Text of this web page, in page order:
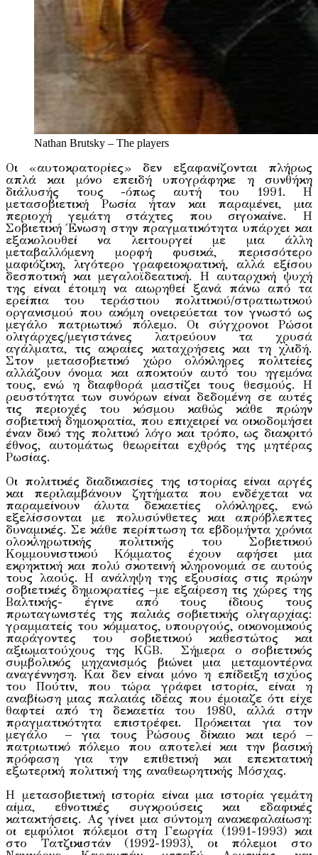
Nathan Brutsky – The players
Οι «αυτοκρατορίες» δεν εξαφανίζονται πλήρως
απλά και μόνο επειδή υπογράφηκε η συνθήκη
διάλυσής τους -όπως αυτή του 1991. Η
μετασοβιετική Ρωσία ήταν και παραμένει, μια
περιοχή γεμάτη στάχτες που σιγοκαίνε. Η
Σοβιετική Ένωση στην πραγματικότητα υπάρχει και
εξακολουθεί να λειτουργεί με μια άλλη
μεταβαλλόμενη μορφή φυσικά, περισσότερο
μαφιόζικη, λιγότερο γραφειοκρατική, αλλά εξίσου
δεσποτική και μεγαλοϊδεατική. Η αυταρχική ψυχή
της είναι έτοιμη να αιωρηθεί ξανά πάνω από τα
ερείπια του τεράστιου πολιτικού/στρατιωτικού
οργανισμού που ακόμη ονειρεύεται τον γνωστό ως
μεγάλο πατριωτικό πόλεμο. Οι σύγχρονοι Ρώσοι
ολιγάρχες/μεγιστάνες λατρεύουν τα χρυσά
αγάλματα, τις ακραίες καταχρήσεις και τη χλιδή.
Στον μετασοβιετικό χώρο ολόκληρες πολιτείες
αλλάζουν όνομα και αποκτούν αυτό του ηγεμόνα
τους, ενώ η διαφθορά μαστίζει τους θεσμούς. Η
ρευστότητα των συνόρων είναι δεδομένη σε αυτές
τις περιοχές του κόσμου καθώς κάθε πρώην
σοβιετική δημοκρατία, που επιχειρεί να οικοδομήσει
έναν δικό της πολιτικό λόγο και τρόπο, ως διακριτό
έθνος, αυτομάτως θεωρείται εχθρός της μητέρας
Ρωσίας.
Οι πολιτικές διαδικασίες της ιστορίας είναι αργές
και περιλαμβάνουν ζητήματα που ενδέχεται να
παραμείνουν άλυτα δεκαετίες ολόκληρες, ενώ
εξελίσσονται με πολυσύνθετες και απρόβλεπτες
δυναμικές. Σε κάθε περίπτωση τα εβδομήντα χρόνια
ολοκληρωτικής πολιτικής του Σοβιετικού
Κομμουνιστικού Κόμματος έχουν αφήσει μια
εκρηκτική και πολύ σκοτεινή κληρονομιά σε αυτούς
τους λαούς. Η ανάληψη της εξουσίας στις πρώην
σοβιετικές δημοκρατίες –με εξαίρεση τις χώρες της
Βαλτικής- έγινε από τους ίδιους τους
πρωταγωνιστές της παλιάς σοβιετικής ολιγαρχίας:
γραμματείς του κόμματος, υπουργούς, οικονομικούς
παράγοντες του σοβιετικού καθεστώτος και
αξιωματούχους της KGB. Σήμερα ο σοβιετικός
συμβολικός μηχανισμός βιώνει μια μεταμοντέρνα
αναγέννηση. Και δεν είναι μόνο η επίδειξη ισχύος
του Πούτιν, που τώρα γράφει ιστορία, είναι η
αναβίωση μιας παλαιάς ιδέας που έμοιαζε ότι είχε
θαφτεί από τη δεκαετία του 1980, αλλά στην
πραγματικότητα επιστρέφει. Πρόκειται για τον
μεγάλο – για τους Ρώσους δίκαιο και ιερό –
πατριωτικό πόλεμο που αποτελεί και την βασική
πρόφαση για την επιθετική και επεκτατική
εξωτερική πολιτική της αναθεωρητικής Μόσχας.
Η μετασοβιετική ιστορία είναι μια ιστορία γεμάτη
αίμα, εθνοτικές συγκρούσεις και εδαφικές
κατακτήσεις. Ας γίνει μια σύντομη ανακεφαλαίωση:
οι εμφύλιοι πόλεμοι στη Γεωργία (1991-1993) και
στο Τατζικιστάν (1992-1993), οι πόλεμοι στο